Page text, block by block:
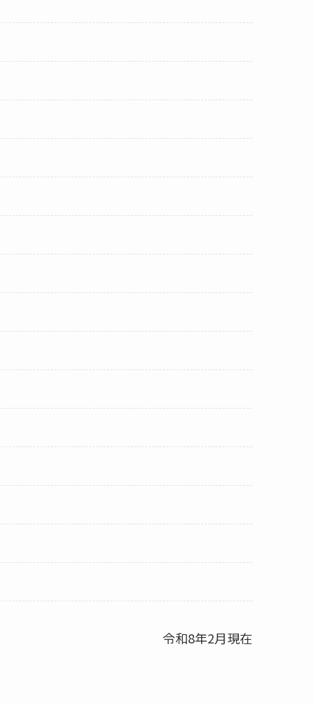
令和8年2月現在